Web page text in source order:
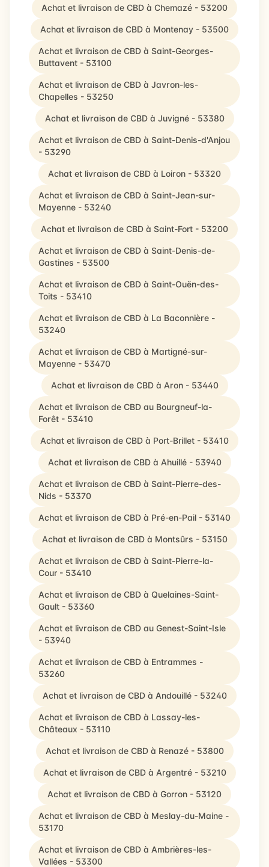
Achat et livraison de CBD à Chemazé - 53200
Achat et livraison de CBD à Montenay - 53500
Achat et livraison de CBD à Saint-Georges-
Buttavent - 53100
Achat et livraison de CBD à Javron-les-
Chapelles - 53250
Achat et livraison de CBD à Juvigné - 53380
Achat et livraison de CBD à Saint-Denis-d'Anjou
- 53290
Achat et livraison de CBD à Loiron - 53320
Achat et livraison de CBD à Saint-Jean-sur-
Mayenne - 53240
Achat et livraison de CBD à Saint-Fort - 53200
Achat et livraison de CBD à Saint-Denis-de-
Gastines - 53500
Achat et livraison de CBD à Saint-Ouën-des-
Toits - 53410
Achat et livraison de CBD à La Baconnière -
53240
Achat et livraison de CBD à Martigné-sur-
Mayenne - 53470
Achat et livraison de CBD à Aron - 53440
Achat et livraison de CBD au Bourgneuf-la-
Forêt - 53410
Achat et livraison de CBD à Port-Brillet - 53410
Achat et livraison de CBD à Ahuillé - 53940
Achat et livraison de CBD à Saint-Pierre-des-
Nids - 53370
Achat et livraison de CBD à Pré-en-Pail - 53140
Achat et livraison de CBD à Montsûrs - 53150
Achat et livraison de CBD à Saint-Pierre-la-
Cour - 53410
Achat et livraison de CBD à Quelaines-Saint-
Gault - 53360
Achat et livraison de CBD au Genest-Saint-Isle
- 53940
Achat et livraison de CBD à Entrammes -
53260
Achat et livraison de CBD à Andouillé - 53240
Achat et livraison de CBD à Lassay-les-
Châteaux - 53110
Achat et livraison de CBD à Renazé - 53800
Achat et livraison de CBD à Argentré - 53210
Achat et livraison de CBD à Gorron - 53120
Achat et livraison de CBD à Meslay-du-Maine -
53170
Achat et livraison de CBD à Ambrières-les-
Vallées - 53300